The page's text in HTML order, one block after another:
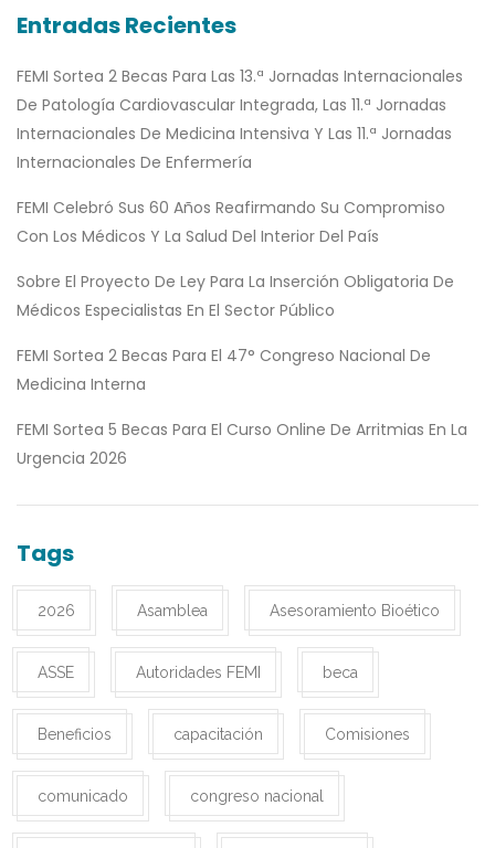
Entradas Recientes
FEMI Sortea 2 Becas Para Las 13.ª Jornadas Internacionales
De Patología Cardiovascular Integrada, Las 11.ª Jornadas
Internacionales De Medicina Intensiva Y Las 11.ª Jornadas
Internacionales De Enfermería
FEMI Celebró Sus 60 Años Reafirmando Su Compromiso
Con Los Médicos Y La Salud Del Interior Del País
Sobre El Proyecto De Ley Para La Inserción Obligatoria De
Médicos Especialistas En El Sector Público
FEMI Sortea 2 Becas Para El 47° Congreso Nacional De
Medicina Interna
FEMI Sortea 5 Becas Para El Curso Online De Arritmias En La
Urgencia 2026
Tags
2026 Asamblea Asesoramiento Bioético
ASSE Autoridades FEMI beca
Beneficios capacitación Comisiones
comunicado congreso nacional